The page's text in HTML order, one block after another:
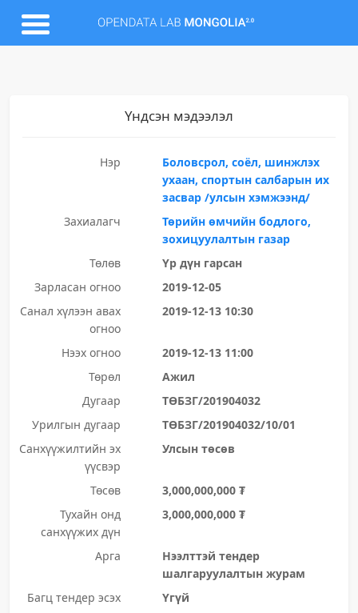
Үндсэн мэдээлэл
Нэр
Боловсрол, соёл, шинжлэх
ухаан, спортын салбарын их
засвар /улсын хэмжээнд/
Захиалагч
Төрийн өмчийн бодлого,
зохицуулалтын газар
Төлөв
Үр дүн гарсан
Зарласан огноо
2019-12-05
Санал хүлээн авах
огноо
2019-12-13 10:30
Нээх огноо
2019-12-13 11:00
Төрөл
Ажил
Дугаар
ТӨБЗГ/201904032
Урилгын дугаар
ТӨБЗГ/201904032/10/01
Санхүүжилтийн эх
үүсвэр
Улсын төсөв
Төсөв
3,000,000,000 ₮
Тухайн онд
санхүүжих дүн
3,000,000,000 ₮
Арга
Нээлттэй тендер
шалгаруулалтын журам
Багц тендер эсэх
Үгүй